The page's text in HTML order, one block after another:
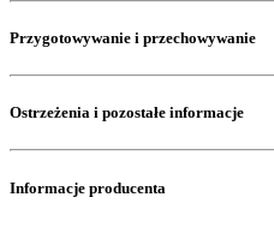
Przygotowywanie i przechowywanie
Ostrzeżenia i pozostałe informacje
Informacje producenta